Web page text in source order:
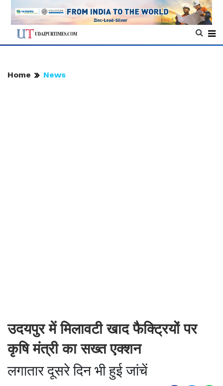
Home News
उदयपुर में मिलावटी खाद फैक्ट्रियों पर
कृषि मंत्री का सख्त एक्शन
लगातार दूसरे दिन भी हुई जांचें